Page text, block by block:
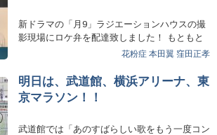
新ドラマの「月9」ラジエーションハウスの撮
影現場にロケ弁を配達致しました！ もともと
花粉症 本田翼 窪田正孝
明日は、武道館、横浜アリーナ、東
京マラソン！！
武道館では「あのすばらしい歌をもう一度コン